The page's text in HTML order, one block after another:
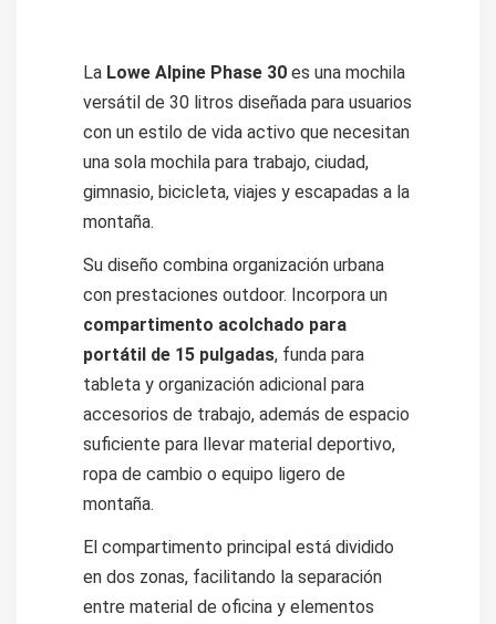
La Lowe Alpine Phase 30 es una mochila
versátil de 30 litros diseñada para usuarios
con un estilo de vida activo que necesitan
una sola mochila para trabajo, ciudad,
gimnasio, bicicleta, viajes y escapadas a la
montaña.
Su diseño combina organización urbana
con prestaciones outdoor. Incorpora un
compartimento acolchado para
portátil de 15 pulgadas, funda para
tableta y organización adicional para
accesorios de trabajo, además de espacio
suficiente para llevar material deportivo,
ropa de cambio o equipo ligero de
montaña.
El compartimento principal está dividido
en dos zonas, facilitando la separación
entre material de oficina y elementos